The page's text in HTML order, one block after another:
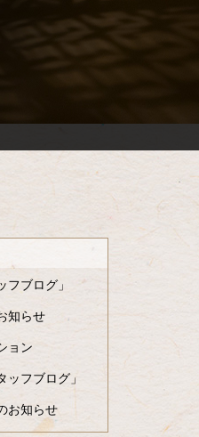
フブログ」
知らせ
ョン
ッフブログ」
お知らせ